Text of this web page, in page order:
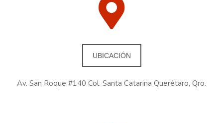
UBICACIÓN
Av. San Roque #140 Col. Santa Catarina Querétaro, Qro.